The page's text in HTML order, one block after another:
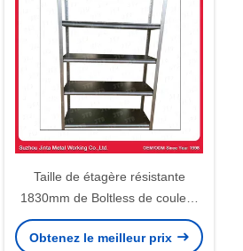
Taille de étagère résistante
1830mm de Boltless de couleur
argentée de veine
Obtenez le meilleur prix